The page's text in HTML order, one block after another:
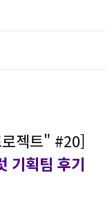
젝트" #20]
기획팀 후기